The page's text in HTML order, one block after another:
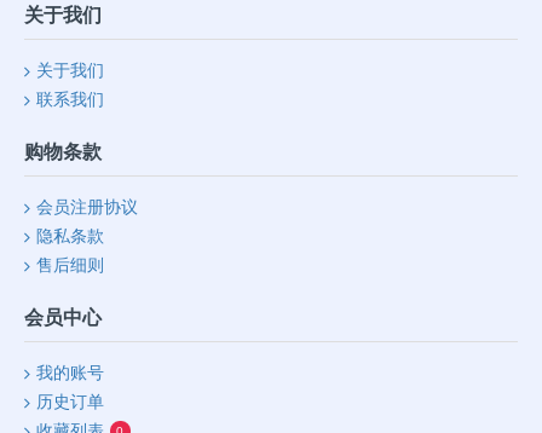
关于我们
关于我们
联系我们
购物条款
会员注册协议
隐私条款
售后细则
会员中心
我的账号
历史订单